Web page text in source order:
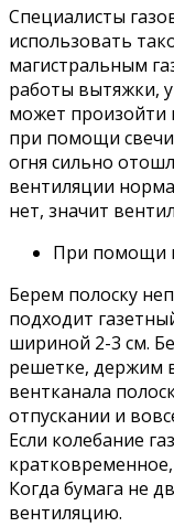
Специалисты
использовать
магистральным
работы вытяжки,
может произойти
при помощи
огня сильно
вентиляции
нет, значит
При помощи
Берем полоску
подходит
шириной 2-3 см.
решетке, держим
вентканала
отпускании и
Если колебание
Когда бумага не
вентиляцию.